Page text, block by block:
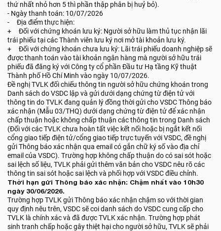
thứ nhất nhỏ hơn 5 thì phần thập phân bị huỷ bỏ).
- Ngày thanh toán: 10/07/2026
- Địa điểm thực hiện:
+ Đối với chứng khoán lưu ký: Người sở hữu làm thủ tục nhận lãi
trái phiếu tại các Thành viên lưu ký nơi mở tài khoản lưu ký.
+ Đối với chứng khoán chưa lưu ký: Lãi trái phiếu doanh nghiệp sẽ
được thanh toán vào tài khoản ngân hàng mà người sở hữu trái
phiếu đã đăng ký với Công ty cổ phần Đầu tư Hạ tầng Kỹ thuật
Thành phố Hồ Chí Minh vào ngày 10/07/2026.
Đề nghị TVLK đối chiếu thông tin người sở hữu chứng khoán trong
Danh sách do VSDC lập và gửi dưới dạng chứng từ điện tử với
thông tin do TVLK đang quản lý đồng thời gửi cho VSDC Thông báo
xác nhận (Mẫu 03/THQ) dưới dạng chứng từ điện tử để xác nhận
chấp thuận hoặc không chấp thuận các thông tin trong Danh sách
(Đối với các TVLK chưa hoàn tất việc kết nối hoặc bị ngắt kết nối
cổng giao tiếp điện tử/cổng giao tiếp trực tuyến với VSDC, đề nghị
gửi Thông báo xác nhận qua email có gắn chữ ký số vào địa chỉ
email của VSDC). Trường hợp không chấp thuận do có sai sót hoặc
sai lệch số liệu, TVLK phải gửi thêm văn bản cho VSDC nêu rõ các
thông tin sai sót hoặc sai lệch và phối hợp với VSDC điều chỉnh.
Thời hạn gửi Thông báo xác nhận: Chậm nhất vào 10h30
ngày 30/06/2026.
Trường hợp TVLK gửi Thông báo xác nhận chậm so với thời gian
quy định nêu trên, VSDC sẽ coi danh sách do VSDC cung cấp cho
TVLK là chính xác và đã được TVLK xác nhận. Trường hợp phát
sinh tranh chấp hoặc gây thiệt hại cho người sở hữu, TVLK sẽ phải